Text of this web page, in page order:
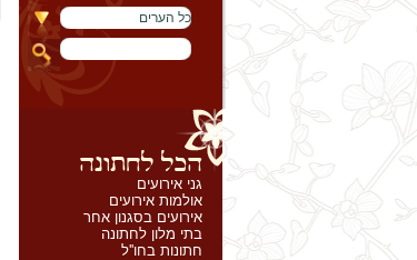
כל הערים
גני אירועים
אולמות אירועים
אירועים בסגנון אחר
בתי מלון לחתונה
חתונות בחו''ל